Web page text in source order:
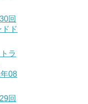
回
ド
ラ
08
回